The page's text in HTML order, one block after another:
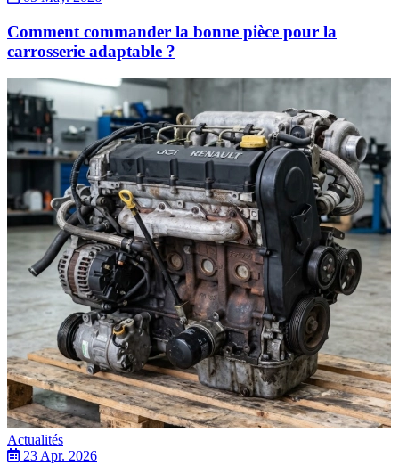
Comment commander la bonne pièce pour la
carrosserie adaptable ?
Actualités
23 Apr. 2026